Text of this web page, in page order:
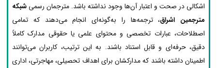
اشکالی در صحت و اعتبار آن‌ها وجود نداشته باشد. مترجمان رسمی شبکه
مترجمین اشراق، ترجمه‌ها را به‌گونه‌ای انجام می‌دهند که تمامی
اصطلاحات، عبارات تخصصی و محتوای علمی یا حقوقی مدارک کاملاً
دقیق، حرفه‌ای و قابل استناد باشند. به این ترتیب، کاربران می‌توانند
اطمینان داشته باشند که مدارکشان برای اهداف تحصیلی، مهاجرتی، اداری